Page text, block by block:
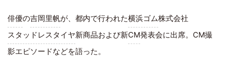
俳優の吉岡里帆が、都内で行われた横浜ゴム株式会社
スタッドレスタイヤ新商品および新CM発表会に出席。CM撮
影エピソードなどを語った。